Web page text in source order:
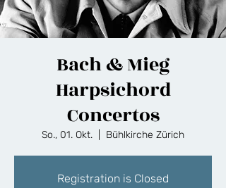
Bach & Mieg
Harpsichord
Concertos
So., 01. Okt. Bühlkirche Zürich
Registration is Closed